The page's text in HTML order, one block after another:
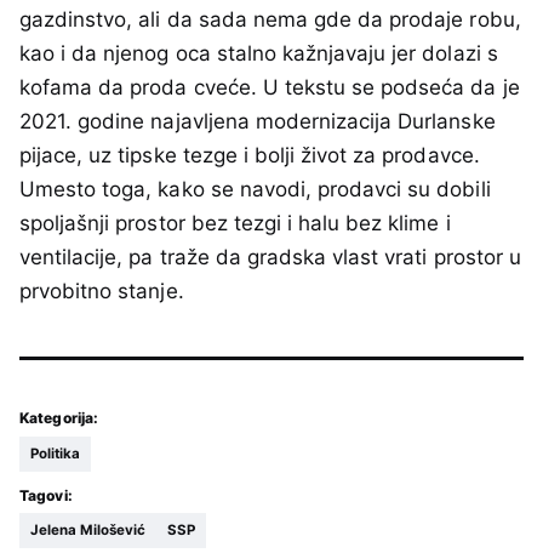
gazdinstvo, ali da sada nema gde da prodaje robu,
kao i da njenog oca stalno kažnjavaju jer dolazi s
kofama da proda cveće. U tekstu se podseća da je
2021. godine najavljena modernizacija Durlanske
pijace, uz tipske tezge i bolji život za prodavce.
Umesto toga, kako se navodi, prodavci su dobili
spoljašnji prostor bez tezgi i halu bez klime i
ventilacije, pa traže da gradska vlast vrati prostor u
prvobitno stanje.
Kategorija:
Politika
Tagovi:
Jelena Milošević SSP